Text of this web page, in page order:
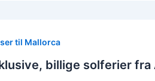
til Mallorca
billige solferier fra